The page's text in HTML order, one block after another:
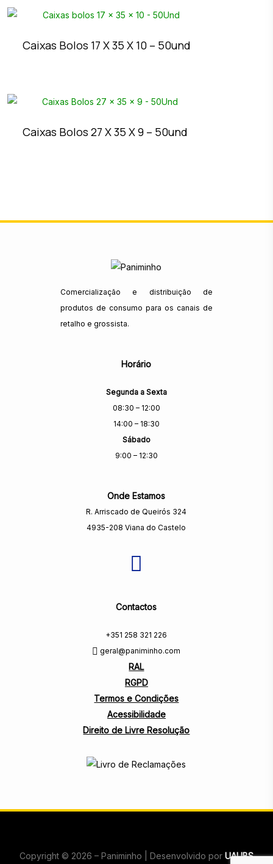
Caixas Bolos 17 X 35 X 10 – 50und
Caixas Bolos 27 X 35 X 9 – 50und
Comercialização e distribuição de
produtos de consumo para os canais de
retalho e grossista.
Horário
Segunda a Sexta
08:30 – 12:00
14:00 – 18:30
Sábado
9:00 – 12:30
Onde Estamos
R. Arriscado de Queirós 324
4935-208 Viana do Castelo
Contactos
+351 258 321 226
geral@paniminho.com
RAL
RGPD
Termos e Condições
Acessibilidade
Direito de Livre Resolução
Copyright © 2026 – Paniminho | Desenvolvido por UAUBS